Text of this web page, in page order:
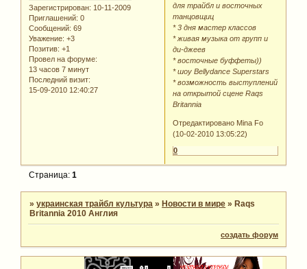
Зарегистрирован: 10-11-2009
Приглашений: 0
Сообщений: 69
Уважение: +3
Позитив: +1
Провел на форуме:
13 часов 7 минут
Последний визит:
15-09-2010 12:40:27
для трайбл и восточных
танцовщиц
* 3 дня мастер классов
* живая музыка от групп и
ди-джеев
* восточные буффеты))
* шоу Bellydance Superstars
* возможность выступлений
на открытой сцене Raqs
Britannia
Отредактировано Mina Fo
(10-02-2010 13:05:22)
0
Страница:1
»украинская трайбл культура »Новости в мире »Raqs
Britannia 2010 Англия
создать форум